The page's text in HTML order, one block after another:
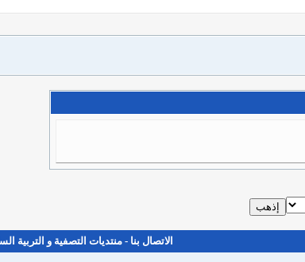
الاتصال بنا - منتديات التصفية و التربية